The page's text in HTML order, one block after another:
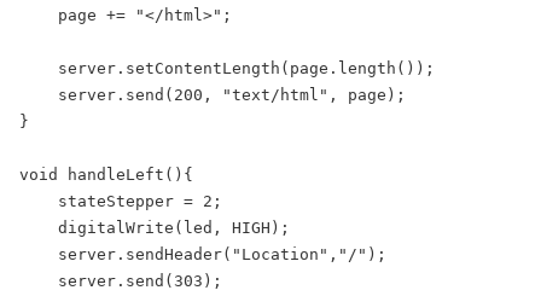
page += "</html>";
server.setContentLength(page.length());
server.send(200, "text/html", page);
}
void handleLeft(){
stateStepper = 2;
digitalWrite(led, HIGH);
server.sendHeader("Location","/");
server.send(303);